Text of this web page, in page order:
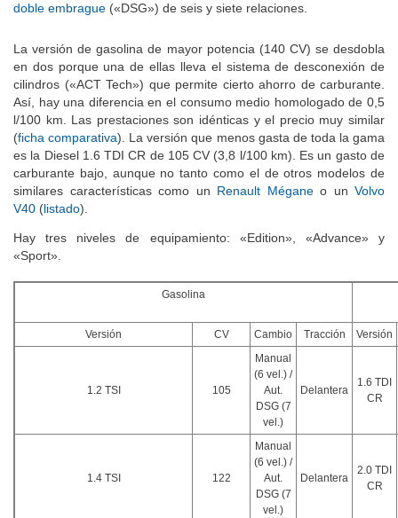
doble embrague («DSG») de seis y siete relaciones.
La versión de gasolina de mayor potencia (140 CV) se desdobla
en dos porque una de ellas lleva el sistema de desconexión de
cilindros («ACT Tech») que permite cierto ahorro de carburante.
Así, hay una diferencia en el consumo medio homologado de 0,5
l/100 km. Las prestaciones son idénticas y el precio muy similar
(ficha comparativa). La versión que menos gasta de toda la gama
es la Diesel 1.6 TDI CR de 105 CV (3,8 l/100 km). Es un gasto de
carburante bajo, aunque no tanto como el de otros modelos de
similares características como un Renault Méganeo un Volvo
V40 (listado).
Hay tres niveles de equipamiento: «Edition», «Advance» y
«Sport».
Gasolina
Versión CV Cambio Tracción Versión
1.2 TSI 105
Manual
(6 vel.) /
Aut.
DSG (7
vel.)
Delantera
1.6 TDI
CR
1.4 TSI 122
Manual
(6 vel.) /
Aut.
DSG (7
vel.)
Delantera
2.0 TDI
CR